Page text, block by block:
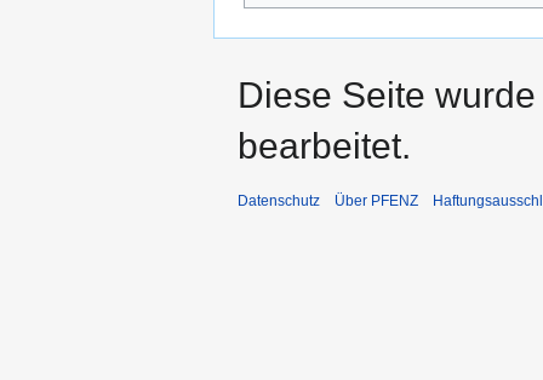
Diese Seite
bearbeitet.
Datenschutz Über PFENZ